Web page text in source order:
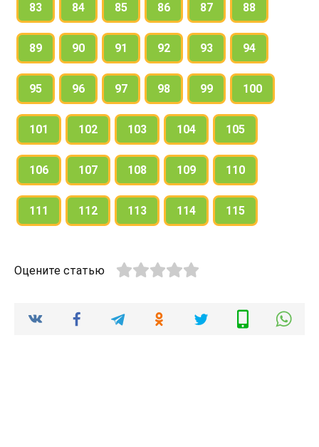
83 84 85 86 87 88
89 90 91 92 93 94
95 96 97 98 99 100
101 102 103 104 105
106 107 108 109 110
111 112 113 114 115
Оцените статью